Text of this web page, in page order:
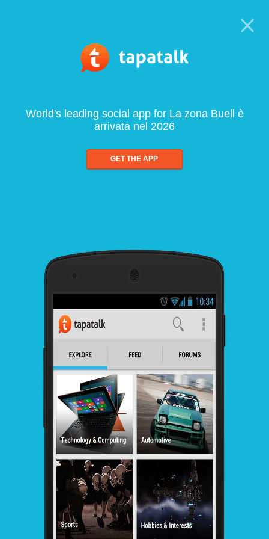
World's leading social app for La zona Buell è
arrivata nel 2026
GET THE APP